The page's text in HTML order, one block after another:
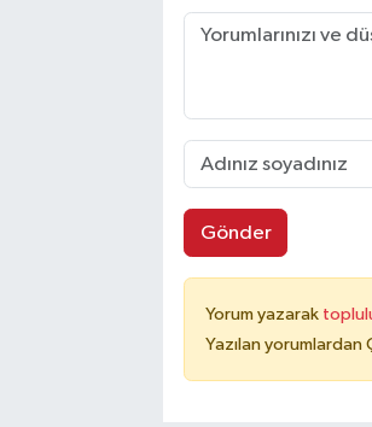
Gönder
Yorum yazarak
Yazılan